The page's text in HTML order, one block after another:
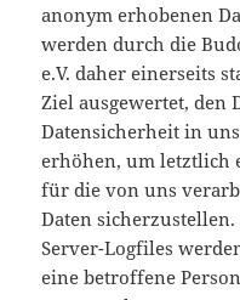
anonym erhobenen
werden durch die
e.V. daher einerseits
Ziel ausgewertet, den
Datensicherheit in
erhöhen, um letztlich
für die von uns
Daten
Server-Logfiles
eine betroffene